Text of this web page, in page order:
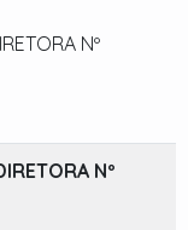
Nº
Nº